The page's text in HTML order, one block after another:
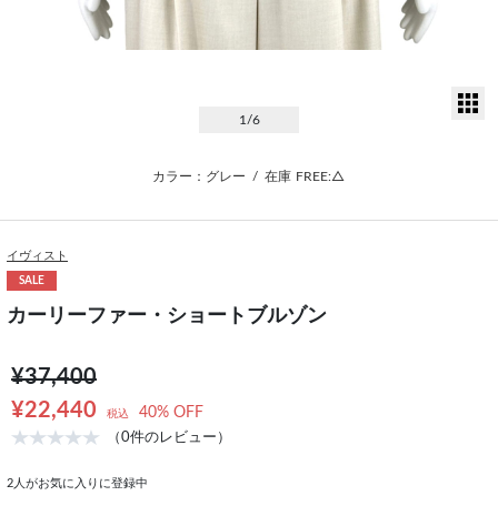
1 /6
カラー：グレー / 在庫 FREE:△
イヴィスト
SALE
カーリーファー・ショートブルゾン
¥37,400
¥22,440
税込 40% OFF
（0件のレビュー）
2 人がお気に入りに登録中